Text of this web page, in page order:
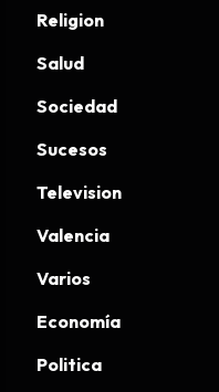
Religion
Salud
Sociedad
Sucesos
Television
Valencia
Varios
Economía
Politica